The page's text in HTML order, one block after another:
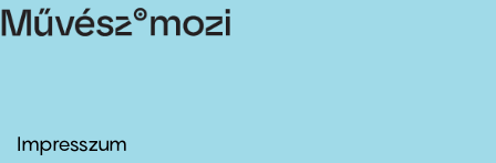
Footer
Impresszum